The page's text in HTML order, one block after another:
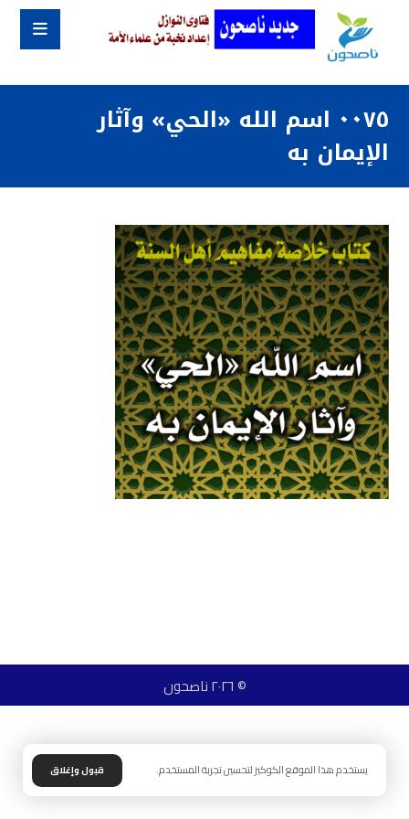
٠٠٧٥ اسم الله «الحي» وآثار
الإيمان به
© ٢٠٢٦ ناصحون
يستخدم هذا الموقع الكوكيز لتحسين تجربة المستخدم. قبول وإغلاق